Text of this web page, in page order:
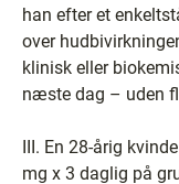
han efter et
over
klinisk eller
næste dag – uden
III. En 28-årig
mg x 3 daglig på